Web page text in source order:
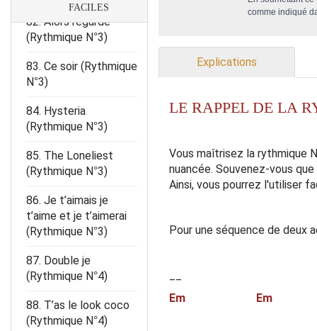
comme indiqué
Explications
LE RAPPEL DE LA
Vous maîtrisez la rythmique
nuancée. Souvenez-vous
Ainsi, vous pourrez l'utiliser
Pour une séquence de
Em Em
82. Alors regarde
(Rythmique N°3)
83. Ce soir (Rythmique
N°3)
84. Hysteria
(Rythmique N°3)
85. The Loneliest
(Rythmique N°3)
86. Je t’aimais je
t’aime et je t’aimerai
(Rythmique N°3)
87. Double je
(Rythmique N°4)
88. T’as le look coco
(Rythmique N°4)